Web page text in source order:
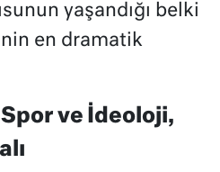
yaşandığı belki
en dramatik
ve İdeoloji,